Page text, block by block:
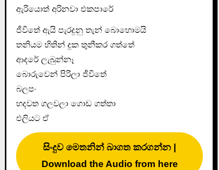
ඇරියොත් අරිනවා එකපාරේ
ජීවිතේ ඇයි පැරදුනු තැන් බොහොමයි
තනියම හිතින් දුක තුනීකර ගත්තේ
ආදරේ ලැබුන්නෑ
බොරුවෙන් පිරිලා ජීවිතේ
බලපං
හදවත ගලවලා ගොඩ ගත්තා
එලියට ඒ
සිංදුව මෙතනින් බාගත කරගන්න |
Download the Audio from here